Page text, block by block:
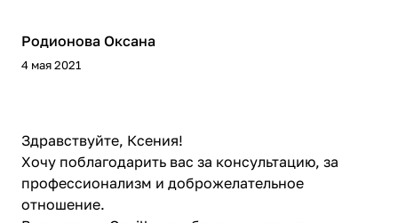
Родионова Оксана
4 мая 2021
Здравствуйте, Ксения!
Хочу поблагодарить вас за консультацию, за
профессионализм и доброжелательное
отношение.